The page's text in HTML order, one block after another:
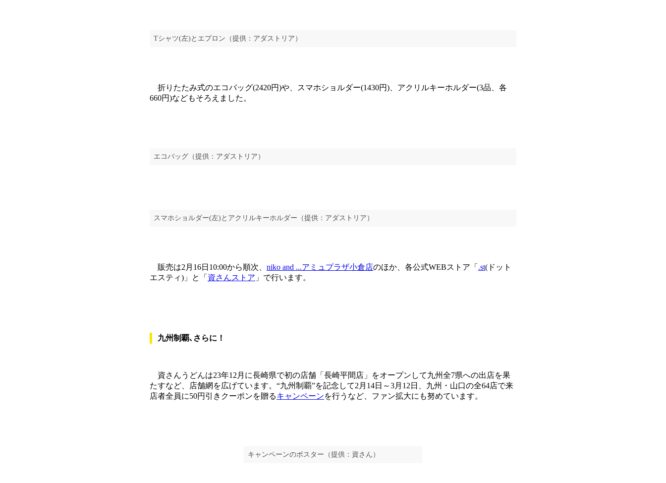
Tシャツ(左)とエプロン（提供：アダストリア）
折りたたみ式のエコバッグ(2420円)や、スマホショルダー(1430円)、アクリルキーホルダー(3品、各
660円)などもそろえました。
エコバッグ（提供：アダストリア）
スマホショルダー(左)とアクリルキーホルダー（提供：アダストリア）
販売は2月16日10:00から順次、 niko and ...アミュプラザ小倉店のほか、各公式WEBストア「 .st(ドット
エスティ)」と「 資さんストア 」で行います。
九州制覇､さらに！
資さんうどんは23年12月に長崎県で初の店舗「長崎平間店」をオープンして九州全7県への出店を果
たすなど、店舗網を広げています。“九州制覇”を記念して2月14日～3月12日、九州・山口の全64店で来
店者全員に50円引きクーポンを贈るキャンペーンを行うなど、ファン拡大にも努めています。
キャンペーンのポスター（提供：資さん）